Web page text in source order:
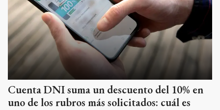
Cuenta DNI suma un descuento del 10% en
uno de los rubros más solicitados: cuál es